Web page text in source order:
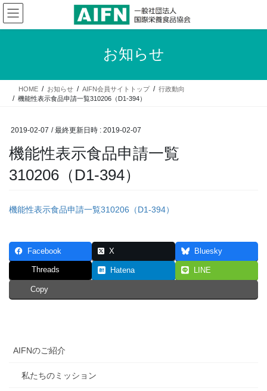
コ
ン
テ
ス
ナ
ビ
ゲ
ン
お知らせ
HOME お知らせ AIFN会員サイトトップ
行政動向
機能性表示食品申請一覧310206（D1-394）
2019-02-07 / 最終更新日時 : 2019-02-07
機能性表示食品申請一覧
310206（D1-394）
機能性表示食品申請一覧310206（D1-394）
Facebook X Bluesky
Threads Hatena LINE
Copy
AIFNのご紹介
私たちのミッション